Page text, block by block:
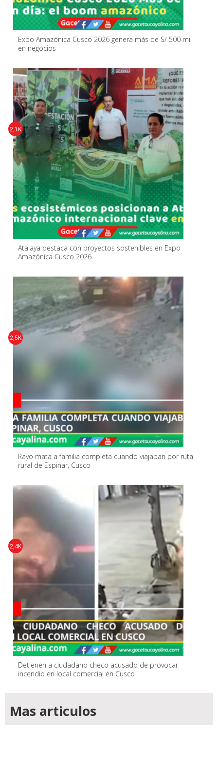
Expo Amazónica Cusco 2026 genera más de S/ 500 mil
en negocios
Atalaya destaca con proyectos sostenibles en Expo
Amazónica Cusco 2026
2,1K
Rayo mata a familia completa cuando viajaban por ruta
rural de Espinar, Cusco
2,5K
Detienen a ciudadano checo acusado de provocar
incendio en local comercial en Cusco
2,4K
Mas articulos